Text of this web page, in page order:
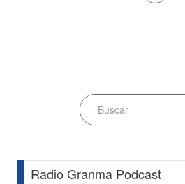
Radio Granma Podcast